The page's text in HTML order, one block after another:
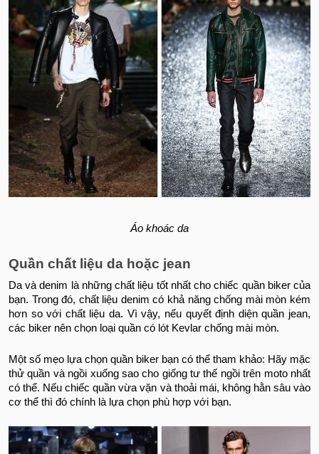
Áo khoác da
Quần chất liệu da hoặc jean
Da và denim là những chất liệu tốt nhất cho chiếc quần biker của
bạn. Trong đó, chất liệu denim có khả năng chống mài mòn kém
hơn so với chất liệu da. Vì vậy, nếu quyết định diện quần jean,
các biker nên chọn loại quần có lót Kevlar chống mài mòn.
Một số mẹo lựa chọn quần biker bạn có thể tham khảo: Hãy mặc
thử quần và ngồi xuống sao cho giống tư thế ngồi trên moto nhất
có thể. Nếu chiếc quần vừa vặn và thoải mái, không hằn sâu vào
cơ thể thì đó chính là lựa chọn phù hợp với bạn.